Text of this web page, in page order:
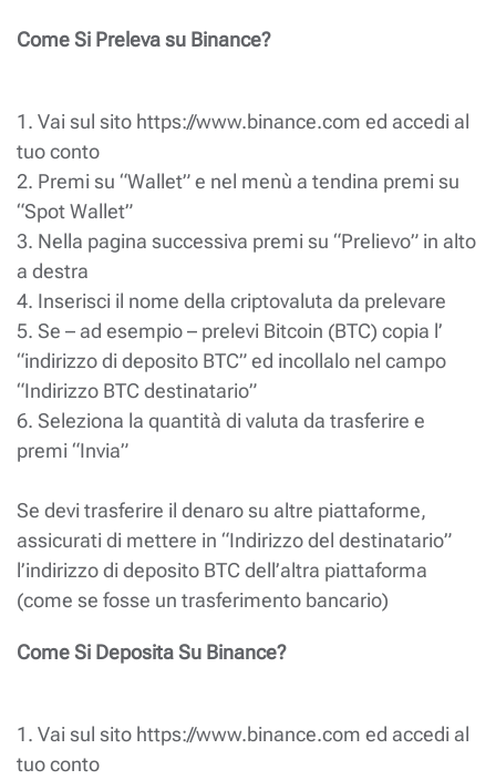
Come Si Preleva su Binance?
1. Vai sul sito https://www.binance.com ed accedi al
tuo conto
2. Premi su “Wallet” e nel menù a tendina premi su
“Spot Wallet”
3. Nella pagina successiva premi su “Prelievo” in alto
a destra
4. Inserisci il nome della criptovaluta da prelevare
5. Se – ad esempio – prelevi Bitcoin (BTC) copia l’
“indirizzo di deposito BTC” ed incollalo nel campo
“Indirizzo BTC destinatario”
6. Seleziona la quantità di valuta da trasferire e
premi “Invia”
Se devi trasferire il denaro su altre piattaforme,
assicurati di mettere in “Indirizzo del destinatario”
l’indirizzo di deposito BTC dell’altra piattaforma
(come se fosse un trasferimento bancario)
Come Si Deposita Su Binance?
1. Vai sul sito https://www.binance.com ed accedi al
tuo conto